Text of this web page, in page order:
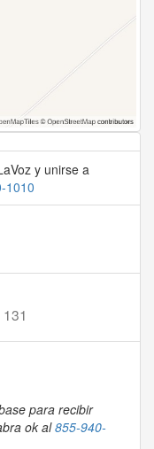
y unirse a
1010
para recibir
ok al855-940-